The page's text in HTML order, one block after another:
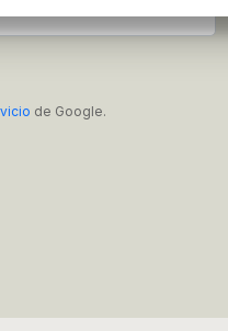
de Google.